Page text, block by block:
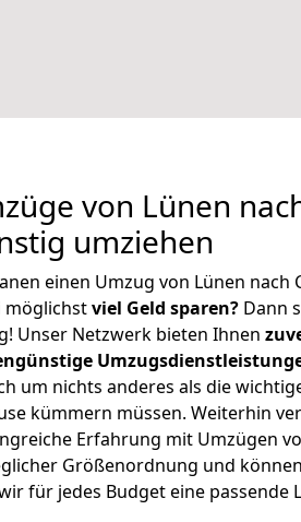
von Lünen
umziehen
einen Umzug von Lünen nach
möglichstviel Geld sparen? Dann
Unser Netzwerk bieten Ihnen
um nichts anderes als die
kümmern müssen. Weiterhin
Erfahrung mit Umzügen
Größenordnung und
für jedes Budget eine passende